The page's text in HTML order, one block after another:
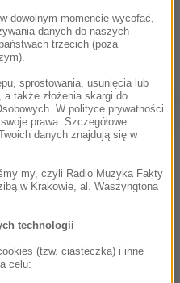
Świętych policjanci
przywrócą
Wadąskiej. Będzie to
w okolicach cmentarza i
będzie można
i od ulicy
dowolnym momencie wycofać,
danych do naszych
trzecich (poza
sprostowania, usunięcia lub
także złożenia skargi do
W polityce prywatności
prawa. Szczegółowe
danych znajdują się w
my, czyli Radio Muzyka Fakty
w Krakowie, al. Waszyngtona
technologii
(tzw. ciasteczka) i inne
celu: